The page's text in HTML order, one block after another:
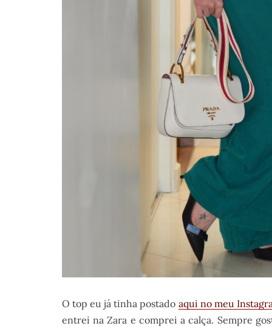
O top eu já tinha postado aqui no meu
entrei na Zara e comprei a calça. Sempre